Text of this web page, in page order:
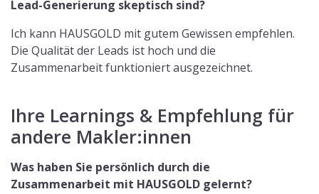
Lead-Generierung skeptisch sind?
Ich kann HAUSGOLD mit gutem Gewissen empfehlen.
Die Qualität der Leads ist hoch und die
Zusammenarbeit funktioniert ausgezeichnet.
Ihre Learnings & Empfehlung für
andere Makler:innen
Was haben Sie persönlich durch die
Zusammenarbeit mit HAUSGOLD gelernt?